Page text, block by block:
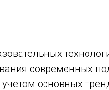
современных
основных